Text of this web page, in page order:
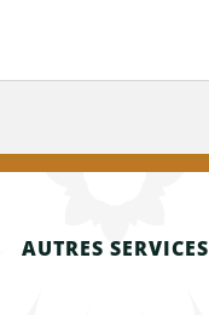
AUTRES SERVICES